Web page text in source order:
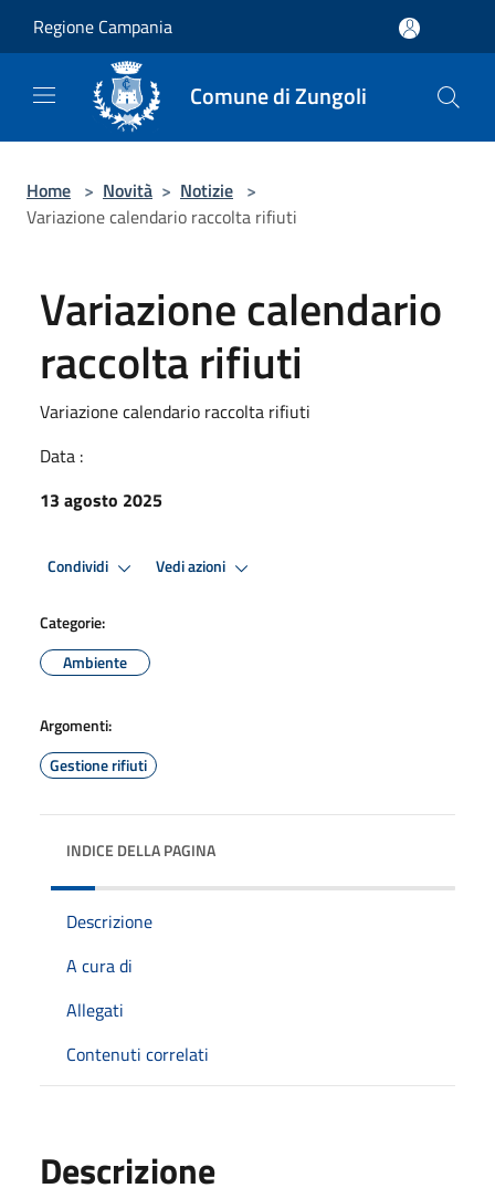
Regione Campania
Comune di Zungoli
Home > Novità > Notizie >
Variazione calendario raccolta rifiuti
Variazione calendario
raccolta rifiuti
Variazione calendario raccolta rifiuti
Data :
13 agosto 2025
Condividi Vedi azioni
Categorie:
Ambiente
Argomenti:
Gestione rifiuti
INDICE DELLA PAGINA
Descrizione
A cura di
Allegati
Contenuti correlati
Descrizione